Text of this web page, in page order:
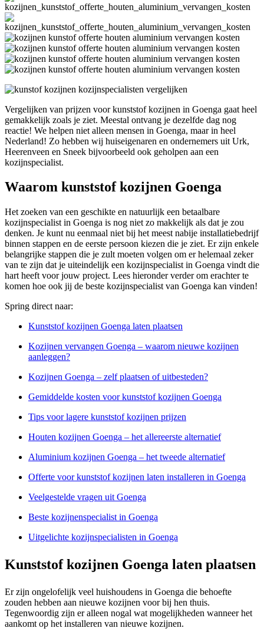
Vergelijken van prijzen voor kunststof kozijnen in Goenga gaat heel
gemakkelijk zoals je ziet. Meestal ontvang je dezelfde dag nog
reactie! We helpen niet alleen mensen in Goenga, maar in heel
Nederland! Zo hebben wij huiseigenaren en ondernemers uit Urk,
Heerenveen en Sneek bijvoorbeeld ook geholpen aan een
kozijnspecialist.
Waarom kunststof kozijnen Goenga
Het zoeken van een geschikte en natuurlijk een betaalbare
kozijnspecialist in Goenga is nog niet zo makkelijk als dat je zou
denken. Je kunt nu eenmaal niet bij het meest nabije installatiebedrijf
binnen stappen en de eerste persoon kiezen die je ziet. Er zijn enkele
belangrijke stappen die je zult moeten volgen om er helemaal zeker
van te zijn dat je uiteindelijk een kozijnspecialist in Goenga vindt die
hart heeft voor jouw project. Lees hieronder verder om erachter te
komen hoe ook jij de beste kozijnspecialist van Goenga kan vinden!
Spring direct naar:
Kunststof kozijnen Goenga laten plaatsen
Kozijnen vervangen Goenga – waarom nieuwe kozijnen
aanleggen?
Kozijnen Goenga – zelf plaatsen of uitbesteden?
Gemiddelde kosten voor kunststof kozijnen Goenga
Tips voor lagere kunststof kozijnen prijzen
Houten kozijnen Goenga – het allereerste alternatief
Aluminium kozijnen Goenga – het tweede alternatief
Offerte voor kunststof kozijnen laten installeren in Goenga
Veelgestelde vragen uit Goenga
Beste kozijnenspecialist in Goenga
Uitgelichte kozijnspecialisten in Goenga
Kunststof kozijnen Goenga laten plaatsen
Er zijn ongelofelijk veel huishoudens in Goenga die behoefte
zouden hebben aan nieuwe kozijnen voor bij hen thuis.
Tegenwoordig zijn er alleen nogal wat mogelijkheden wanneer het
aankomt op het installeren van nieuwe kozijnen.